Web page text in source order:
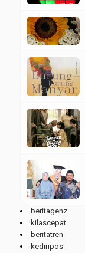
beritagenz
kilascepat
beritatren
kediripos